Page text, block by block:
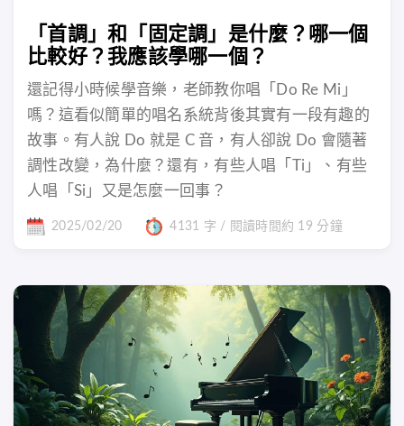
「首調」和「固定調」是什麼？哪一個
比較好？我應該學哪一個？
還記得小時候學音樂，老師教你唱「Do Re Mi」
嗎？這看似簡單的唱名系統背後其實有一段有趣的
故事。有人說 Do 就是 C 音，有人卻說 Do 會隨著
調性改變，為什麼？還有，有些人唱「Ti」、有些
人唱「Si」又是怎麼一回事？
2025/02/20 4131 字 / 閱讀時間約 19 分鐘